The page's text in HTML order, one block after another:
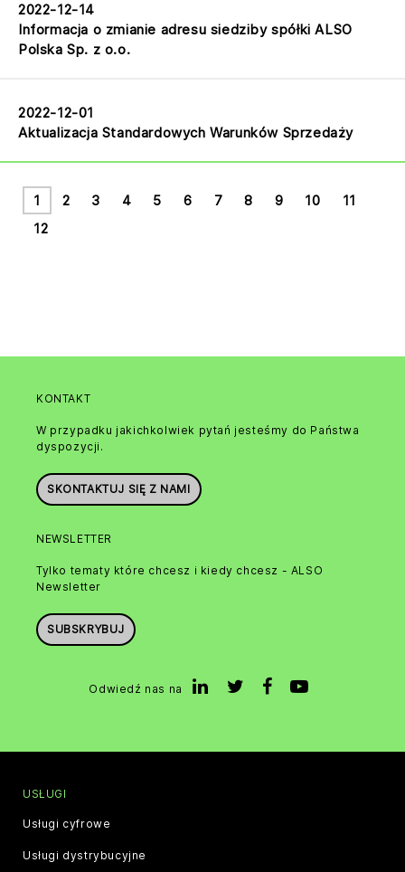
2022-12-14
Informacja o zmianie adresu siedziby spółki ALSO
Polska Sp. z o.o.
2022-12-01
Aktualizacja Standardowych Warunków Sprzedaży
1 2 3 4 5 6 7 8 9 10
11
12
KONTAKT
W przypadku jakichkolwiek pytań jesteśmy do Państwa
dyspozycji.
SKONTAKTUJ SIĘ Z NAMI
NEWSLETTER
Tylko tematy które chcesz i kiedy chcesz - ALSO
Newsletter
SUBSKRYBUJ
Odwiedź nas na
USŁUGI
Usługi cyfrowe
Usługi dystrybucyjne